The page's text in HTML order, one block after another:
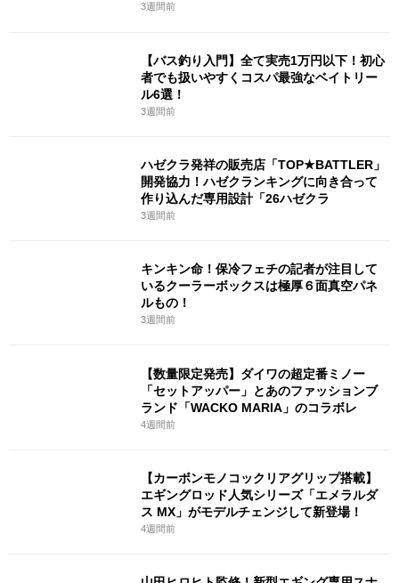
3週間前
【バス釣り入門】全て実売1万円以下！初心
者でも扱いやすくコスパ最強なベイトリー
ル6選！
3週間前
ハゼクラ発祥の販売店「TOP★BATTLER」
開発協力！ハゼクランキングに向き合って
作り込んだ専用設計「26ハゼクラ
3週間前
キンキン命！保冷フェチの記者が注目して
いるクーラーボックスは極厚６面真空パネ
ルもの！
3週間前
【数量限定発売】ダイワの超定番ミノー
「セットアッパー」とあのファッションブ
ランド「WACKO MARIA」のコラボレ
4週間前
【カーボンモノコックリアグリップ搭載】
エギングロッド人気シリーズ「エメラルダ
ス MX」がモデルチェンジして新登場！
4週間前